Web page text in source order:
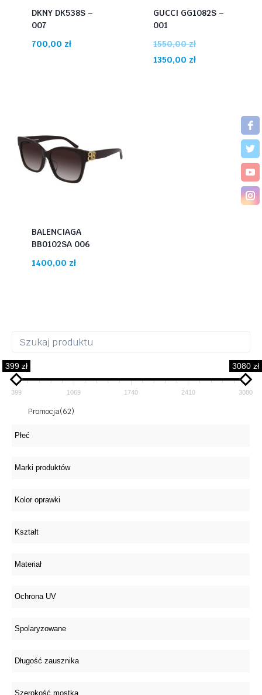
DKNY DK538S –
007
700,00 zł
GUCCI GG1082S –
001
1550,00złPierwotna
cena
1350,00 złAktualna
BALENCIAGA
BB0102SA 006
1400,00 zł
399 zł 3080 zł
399 1069 1740 2410 3080
Promocja(62)